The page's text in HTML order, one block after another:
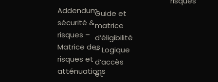
Addendum
sécurité &
risques –
Matrice des
risques et
atténuations
Guide et
matrice
d’éligibilité
– Logique
d’accès
et